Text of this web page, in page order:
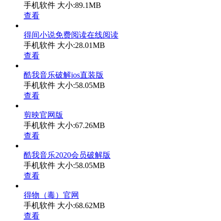
手机软件 大小:89.1MB
查看
得间小说免费阅读在线阅读
手机软件 大小:28.01MB
查看
酷我音乐破解ios直装版
手机软件 大小:58.05MB
查看
剪映官网版
手机软件 大小:67.26MB
查看
酷我音乐2020会员破解版
手机软件 大小:58.05MB
查看
得物（毒）官网
手机软件 大小:68.62MB
查看